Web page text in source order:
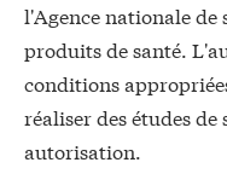
l'Agence nationale de
produits de santé.
conditions
réaliser des études
autorisation.